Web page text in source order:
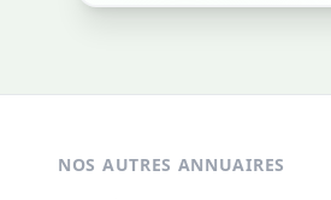
NOS AUTRES ANNUAIRES